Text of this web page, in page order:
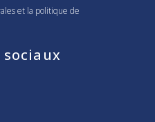
et la politique de
sociaux